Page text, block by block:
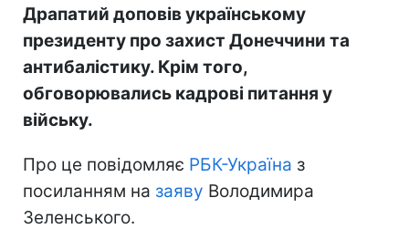
Драпатий доповів українському
президенту про захист Донеччини та
антибалістику. Крім того,
обговорювались кадрові питання у
війську.
Про це повідомляє РБК-Україна з
посиланням на заяву Володимира
Зеленського.